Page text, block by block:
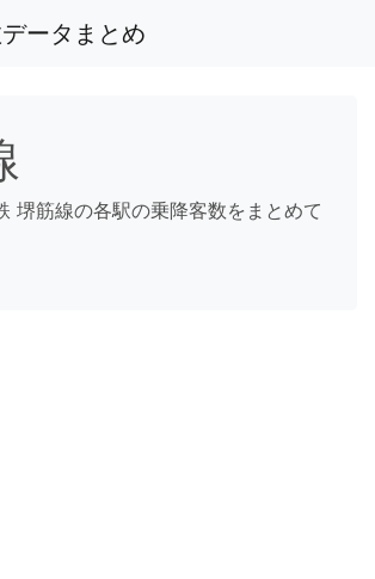
ータまとめ
堺筋線の各駅の乗降客数をまとめて